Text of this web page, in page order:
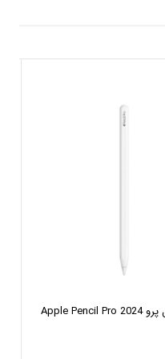
قلم اپل پنسل پرو 2024 Apple Pencil Pro